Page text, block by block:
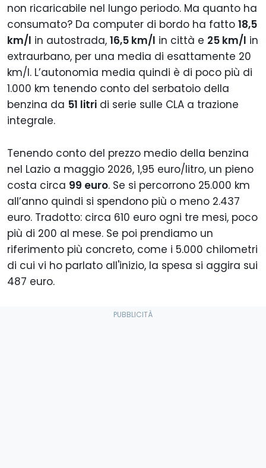
non ricaricabile nel lungo periodo. Ma quanto ha
consumato? Da computer di bordo ha fatto 18,5
km/l in autostrada, 16,5 km/l in città e 25 km/l in
extraurbano, per una media di esattamente 20
km/l. L’autonomia media quindi è di poco più di
1.000 km tenendo conto del serbatoio della
benzina da 51 litri di serie sulle CLA a trazione
integrale.
Tenendo conto del prezzo medio della benzina
nel Lazio a maggio 2026, 1,95 euro/litro, un pieno
costa circa 99 euro. Se si percorrono 25.000 km
all’anno quindi si spendono più o meno 2.437
euro. Tradotto: circa 610 euro ogni tre mesi, poco
più di 200 al mese. Se poi prendiamo un
riferimento più concreto, come i 5.000 chilometri
di cui vi ho parlato all'inizio, la spesa si aggira sui
487 euro.